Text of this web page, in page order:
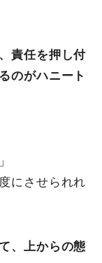
責任を押し付
のがハニート
にさせられれ
、上からの態